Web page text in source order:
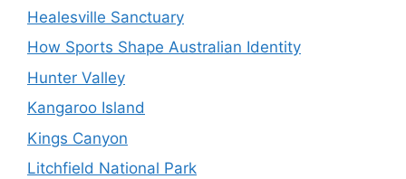
Healesville Sanctuary
How Sports Shape Australian Identity
Hunter Valley
Kangaroo Island
Kings Canyon
Litchfield National Park